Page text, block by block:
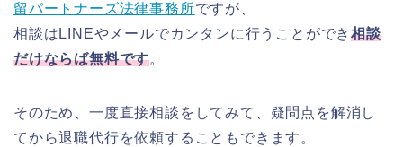
留パートナーズ法律事務所ですが、
相談はLINEやメールでカンタンに行うことができ相談
だけならば無料です。
そのため、一度直接相談をしてみて、疑問点を解消し
てから退職代行を依頼することもできます。